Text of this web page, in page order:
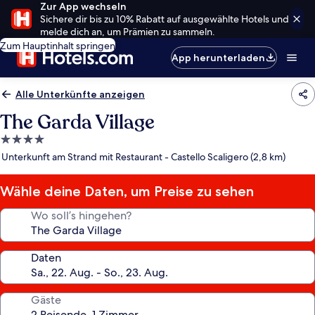
Zur App wechseln
Sichere dir bis zu 10% Rabatt auf ausgewählte Hotels und
melde dich an, um Prämien zu sammeln.
Zum Hauptinhalt springen
App herunterladen
Alle Unterkünfte anzeigen
The Garda Village
4.0-
Sterne-
Unterkunft am Strand mit Restaurant - Castello Scaligero (2,8 km)
Wähle deine Daten, um Preise zu sehen
Wo soll’s hingehen?
Daten
Gäste